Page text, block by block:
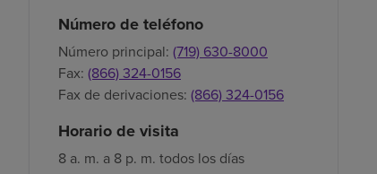
Número de teléfono
Número principal: (719) 630-8000
Fax: (866) 324-0156
Fax de derivaciones: (866) 324-0156
Horario de visita
8 a. m. a 8 p. m. todos los días